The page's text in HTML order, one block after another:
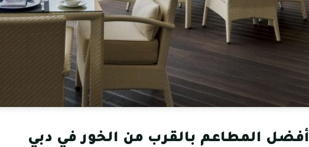
أفضل المطاعم بالقرب من الخور في دبي